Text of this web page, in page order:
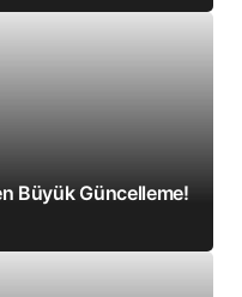
Büyük Güncelleme!